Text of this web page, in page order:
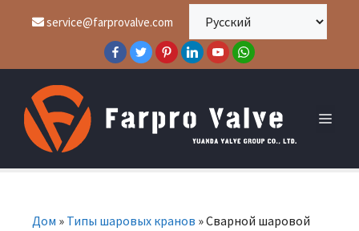
service@farprovalve.com
Дом » Типы шаровых кранов »Сварной шаровой